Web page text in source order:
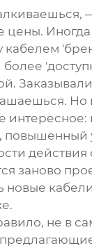
цены.
кабелем
более
Но
повышенный
действия
заново
новые
не в